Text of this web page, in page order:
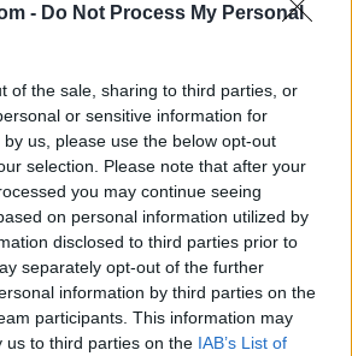
- Do Not Process My Personal
of the sale, sharing to third parties, or
or sensitive information for
us, please use the below opt-out
selection. Please note that after your
you may continue seeing
on personal information utilized by
disclosed to third parties prior to
separately opt-out of the further
information by third parties on the
participants. This information may
us to third parties on the IAB’s List of
di vendita dei
Croazia
sui biglietti sono disattivate per
questa partita.
Croazia
4-0 Montenegro